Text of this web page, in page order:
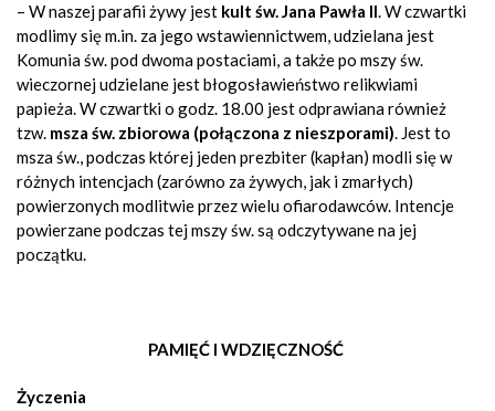
– W naszej parafii żywy jest kult św. Jana Pawła II. W czwartki
modlimy się m.in. za jego wstawiennictwem, udzielana jest
Komunia św. pod dwoma postaciami, a także po mszy św.
wieczornej udzielane jest błogosławieństwo relikwiami
papieża. W czwartki o godz. 18.00 jest odprawiana również
tzw. msza św. zbiorowa (połączona z nieszporami). Jest to
msza św., podczas której jeden prezbiter (kapłan) modli się w
różnych intencjach (zarówno za żywych, jak i zmarłych)
powierzonych modlitwie przez wielu ofiarodawców. Intencje
powierzane podczas tej mszy św. są odczytywane na jej
początku.
PAMIĘĆ I WDZIĘCZNOŚĆ
Życzenia